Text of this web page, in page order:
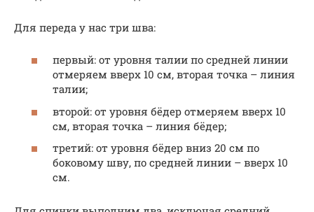
Для переда у нас три шва:
первый: от уровня талии по средней линии
отмеряем вверх 10 см, вторая точка – линия
талии;
второй: от уровня бёдер отмеряем вверх 10
см, вторая точка – линия бёдер;
третий: от уровня бёдер вниз 20 см по
боковому шву, по средней линии – вверх 10
см.